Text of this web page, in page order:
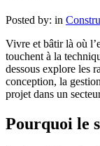
Posted by: in
Vivre et bâtir là où
touchent à la
dessous explore les
conception, la
projet dans un
Pourquoi le